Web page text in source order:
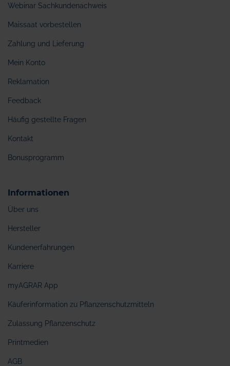
Webinar Sachkundenachweis
Maissaat vorbestellen
Zahlung und Lieferung
Mein Konto
Reklamation
Feedback
Häufig gestellte Fragen
Kontakt
Bonusprogramm
Informationen
Über uns
Hersteller
Kundenerfahrungen
Karriere
myAGRAR App
Käuferinformation zu Pflanzenschutzmitteln
Zulassung Pflanzenschutz
Printmedien
AGB